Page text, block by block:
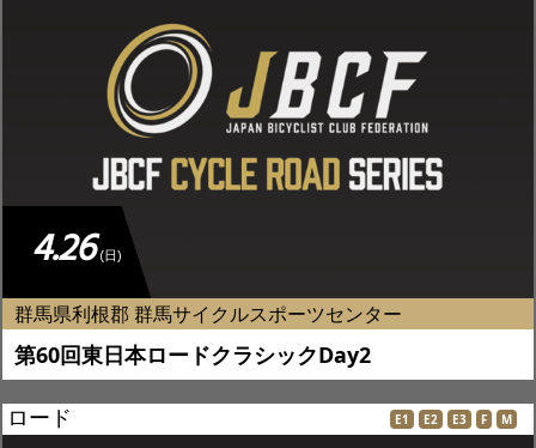
4.26 (日)
群馬県利根郡 群馬サイクルスポーツセンター
第60回東日本ロードクラシックDay2
ロード E1 E2 E3 F M